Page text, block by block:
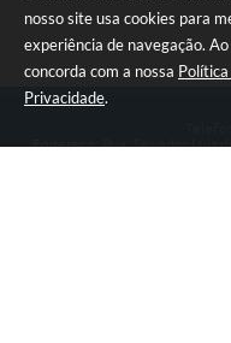
nosso site usa cookies para
experiência de navegação.
concorda com a nossa
Privacidade.
Endereço: Rua: Salvador Luiz